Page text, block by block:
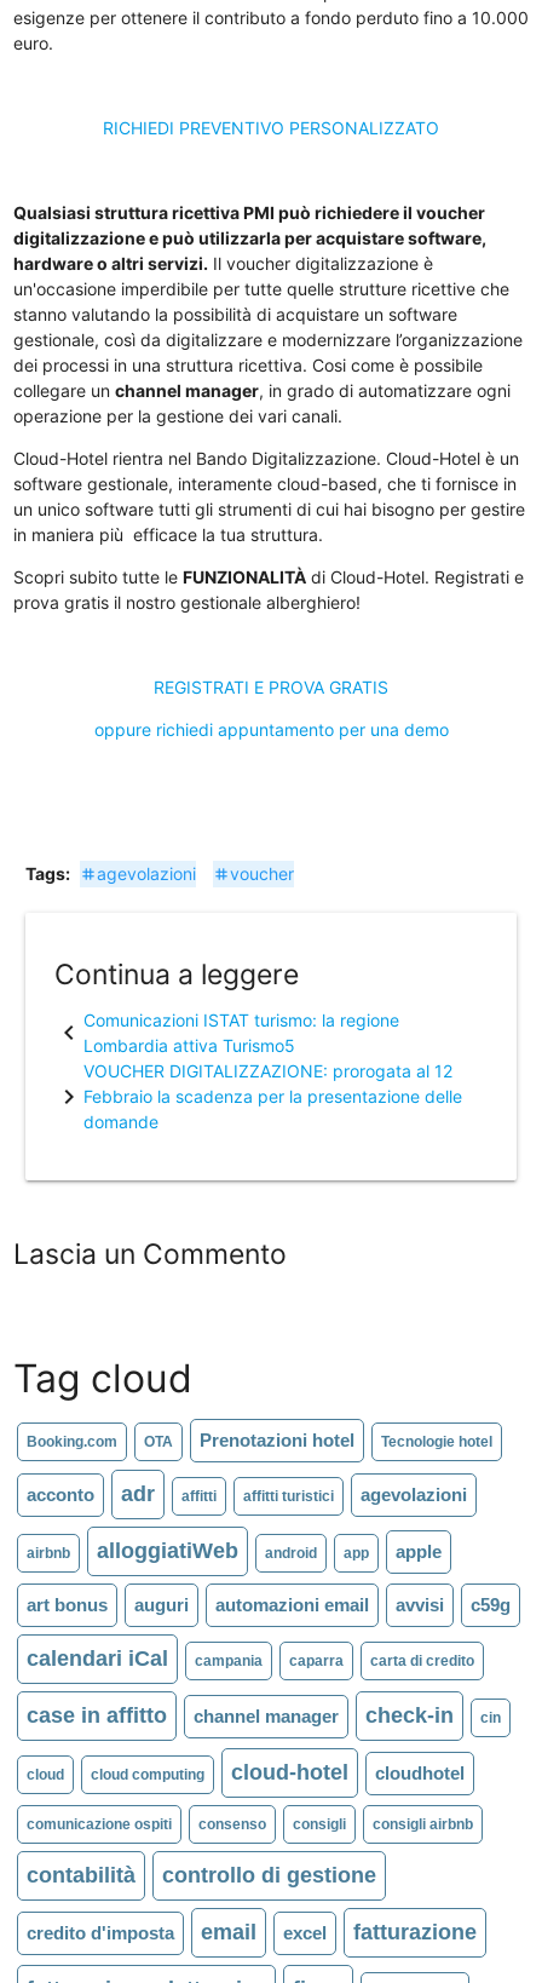
esigenze per ottenere il contributo a fondo perduto fino a 10.000
euro.
RICHIEDI PREVENTIVO PERSONALIZZATO
Qualsiasi struttura ricettiva PMI può richiedere il voucher
digitalizzazione e può utilizzarla per acquistare software,
hardware o altri servizi. Il voucher digitalizzazione è
un'occasione imperdibile per tutte quelle strutture ricettive che
stanno valutando la possibilità di acquistare un software
gestionale, così da digitalizzare e modernizzare l’organizzazione
dei processi in una struttura ricettiva. Cosi come è possibile
collegare un channel manager, in grado di automatizzare ogni
operazione per la gestione dei vari canali.
Cloud-Hotel rientra nel Bando Digitalizzazione. Cloud-Hotel è un
software gestionale, interamente cloud-based, che ti fornisce in
un unico software tutti gli strumenti di cui hai bisogno per gestire
in maniera più efficace la tua struttura.
Scopri subito tutte le FUNZIONALITÀdi Cloud-Hotel. Registrati e
prova gratis il nostro gestionale alberghiero!
REGISTRATI E PROVA GRATIS
oppure richiedi appuntamento per una demo
Tags: tagvoucher
tagagevolazioni
Continua a leggere
chevron_left Comunicazioni ISTAT turismo: la regione
Lombardia attiva Turismo5
chevron_right
VOUCHER DIGITALIZZAZIONE: prorogata al 12
Febbraio la scadenza per la presentazione delle
domande
Lascia un Commento
Tag cloud
Booking.com OTA Prenotazioni hotel Tecnologie hotel
acconto adr affitti affitti turistici agevolazioni
airbnb alloggiatiWeb android app apple
art bonus auguri automazioni email avvisi c59g
calendari iCal campania caparra carta di credito
case in affitto channel manager check-in cin
cloud cloud computing cloud-hotel cloudhotel
comunicazione ospiti consenso consigli consigli airbnb
contabilità controllo di gestione
credito d'imposta email excel fatturazione